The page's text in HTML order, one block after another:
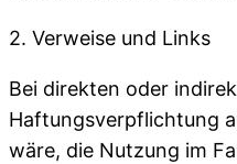
2. Verweise und Links
Bei direkten oder
Haftungsverpflichtung
wäre, die Nutzung im